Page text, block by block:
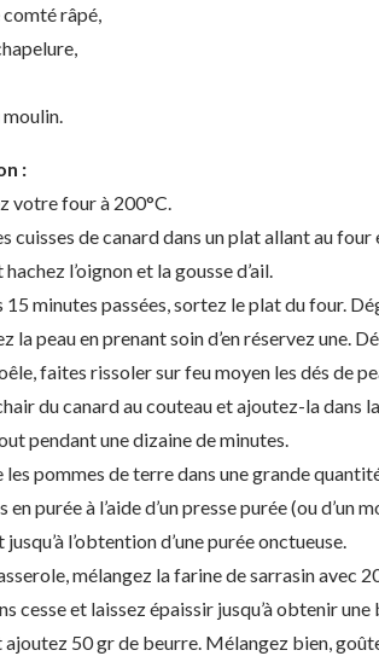
comté râpé,
moulin.
:
votre four à 200°C.
cuisses de canard dans un plat allant au
l’oignon et la gousse d’ail.
15 minutes passées, sortez le plat du four.
la peau en prenant soin d’en réservez une.
faites rissoler sur feu moyen les dés de
du canard au couteau et ajoutez-la dans
pendant une dizaine de minutes.
pommes de terre dans une grande
en purée à l’aide d’un presse purée (ou
l’obtention d’une purée onctueuse.
mélangez la farine de sarrasin avec
cesse et laissez épaissir jusqu’à obtenir
50 gr de beurre. Mélangez bien,